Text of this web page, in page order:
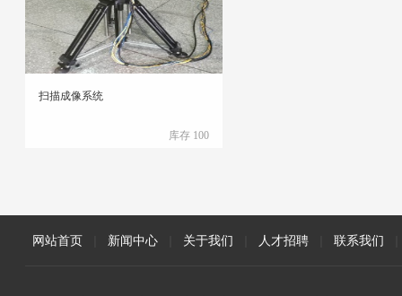
扫描成像系统
库存 100
网站首页 新闻中心 关于我们 人才招聘 联系我们